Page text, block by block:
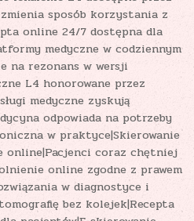
sposób korzystania z
online 24/7 dostępna dla
medyczne w codziennym
na rezonans w wersji
L4 honorowane przez
medyczne zyskują
odpowiada na potrzeby
w praktyce|Skierowanie
online|Pacjenci coraz chętniej
online zgodne z prawem
w diagnostyce i
bez kolejek|Recepta